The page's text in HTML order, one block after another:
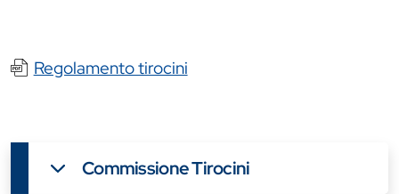
Documento
Regolamento tirocini
Commissione Tirocini